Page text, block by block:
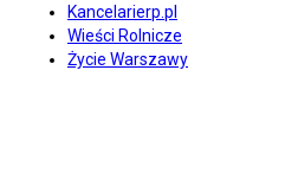
Kancelarierp.pl
Wieści Rolnicze
Życie Warszawy